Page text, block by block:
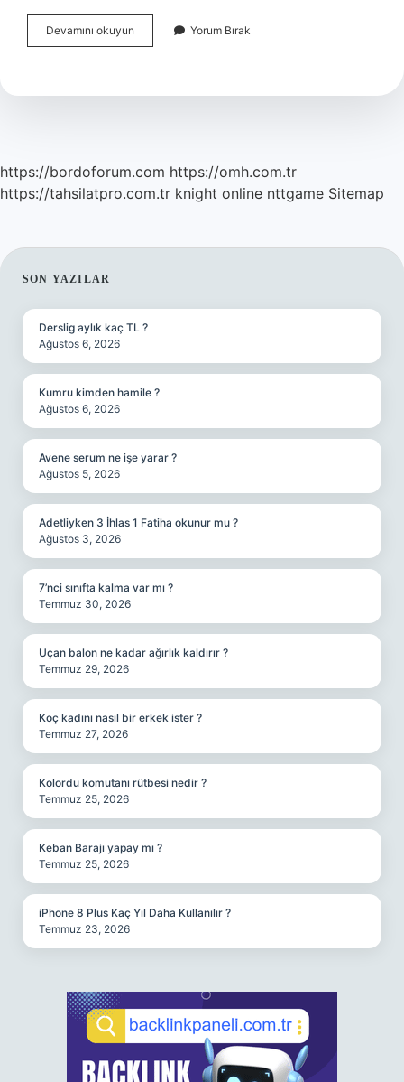
Devamını okuyun
Zaman
Nedir
Yorum Bırak
https://bordoforum.com https://omh.com.tr
https://tahsilatpro.com.tr knight online nttgame Sitemap
SIDEBAR
SON YAZILAR
Derslig aylık kaç TL ?
Ağustos 6, 2026
Kumru kimden hamile ?
Ağustos 6, 2026
Avene serum ne işe yarar ?
Ağustos 5, 2026
Adetliyken 3 İhlas 1 Fatiha okunur mu ?
Ağustos 3, 2026
7’nci sınıfta kalma var mı ?
Temmuz 30, 2026
Uçan balon ne kadar ağırlık kaldırır ?
Temmuz 29, 2026
Koç kadını nasıl bir erkek ister ?
Temmuz 27, 2026
Kolordu komutanı rütbesi nedir ?
Temmuz 25, 2026
Keban Barajı yapay mı ?
Temmuz 25, 2026
iPhone 8 Plus Kaç Yıl Daha Kullanılır ?
Temmuz 23, 2026